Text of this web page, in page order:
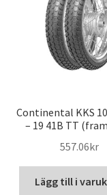
Continental KKS 10
– 19 41B TT
557.06kr
Lägg till i